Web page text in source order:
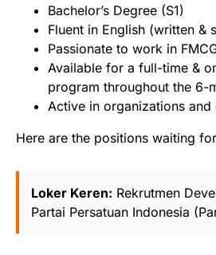
Bachelor’s Degree (S1)
Fluent in English (written &
Passionate to work in
Available for a full-time &
program throughout the 6-
Active in organizations
Here are the positions waiting
Loker Keren: Rekrutmen
Partai Persatuan Indonesia